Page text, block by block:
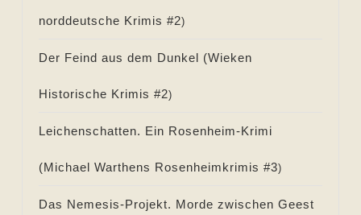
norddeutsche Krimis #2)
Der Feind aus dem Dunkel (Wieken
Historische Krimis #2)
Leichenschatten. Ein Rosenheim-Krimi
(Michael Warthens Rosenheimkrimis #3)
Das Nemesis-Projekt. Morde zwischen Geest